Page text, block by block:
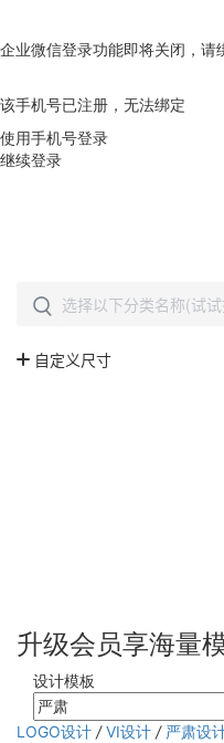
企业微信登录功能即将关闭，请
该手机号已注册，无法绑定
使用手机号登录
继续登录
升级会员享海量
设计模板
LOGO设计 / VI设计 / 严肃设